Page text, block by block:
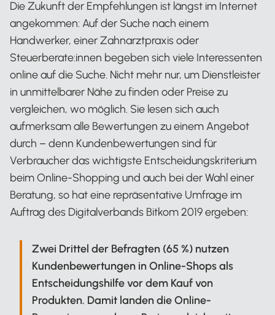
Die Zukunft der Empfehlungen ist längst im Internet
angekommen: Auf der Suche nach einem
Handwerker, einer Zahnarztpraxis oder
Steuerberate:innen begeben sich viele Interessenten
online auf die Suche. Nicht mehr nur, um Dienstleister
in unmittelbarer Nähe zu finden oder Preise zu
vergleichen, wo möglich. Sie lesen sich auch
aufmerksam alle Bewertungen zu einem Angebot
durch – denn Kundenbewertungen sind für
Verbraucher das wichtigste Entscheidungskriterium
beim Online-Shopping und auch bei der Wahl einer
Beratung, so hat eine repräsentative Umfrage im
Auftrag des Digitalverbands Bitkom 2019 ergeben:
Zwei Drittel der Befragten (65 %) nutzen
Kundenbewertungen in Online-Shops als
Entscheidungshilfe vor dem Kauf von
Produkten. Damit landen die Online-